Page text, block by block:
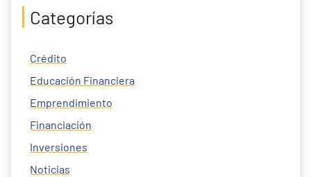
Categorías
Crédito
Educación Financiera
Emprendimiento
Financiación
Inversiones
Noticias